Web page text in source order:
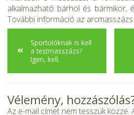
alkal­mazható bárhol és bármikor,
További információ az
Sportolóknak is kell
a testmasszázs?
Igen, kell.
Vélemény,
Az e-mail címet nem tesszük közzé.